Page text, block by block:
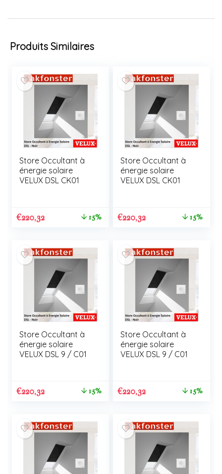
Produits Similaires
Store Occultant à
énergie solaire
VELUX DSL CK01
€220,32 15%
Store Occultant à
énergie solaire
VELUX DSL CK01
€220,32 15%
Store Occultant à
énergie solaire
VELUX DSL 9 / C01
€220,32 15%
Store Occultant à
énergie solaire
VELUX DSL 9 / C01
€220,32 15%